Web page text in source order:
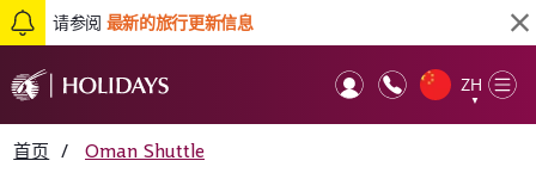
请参阅 最新的旅行更新信息
ZH
▼
首页
/ Oman Shuttle